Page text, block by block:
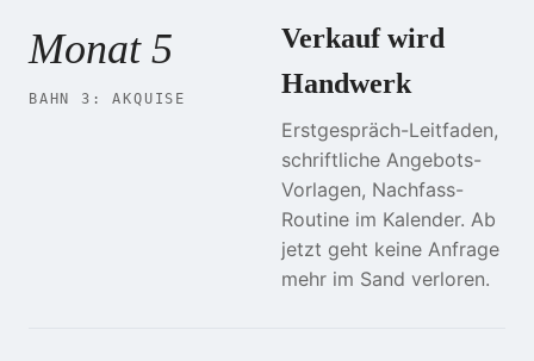
Monat 5
BAHN 3: AKQUISE
Verkauf wird
Handwerk
Erstgespräch-Leitfaden,
schriftliche Angebots-
Vorlagen, Nachfass-
Routine im Kalender. Ab
jetzt geht keine Anfrage
mehr im Sand verloren.